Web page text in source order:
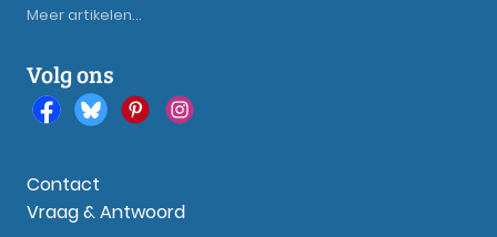
Meer artikelen...
Volg ons
Contact
Vraag & Antwoord